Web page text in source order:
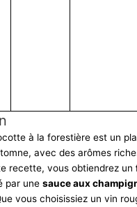
à la forestière est un
avec des arômes
recette, vous obtiendrez un
par une sauce aux
vous choisissiez un vin